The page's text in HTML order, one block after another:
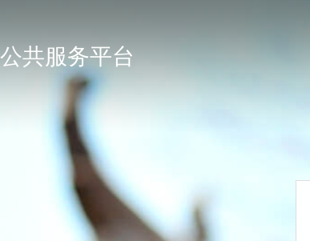
共服务平台